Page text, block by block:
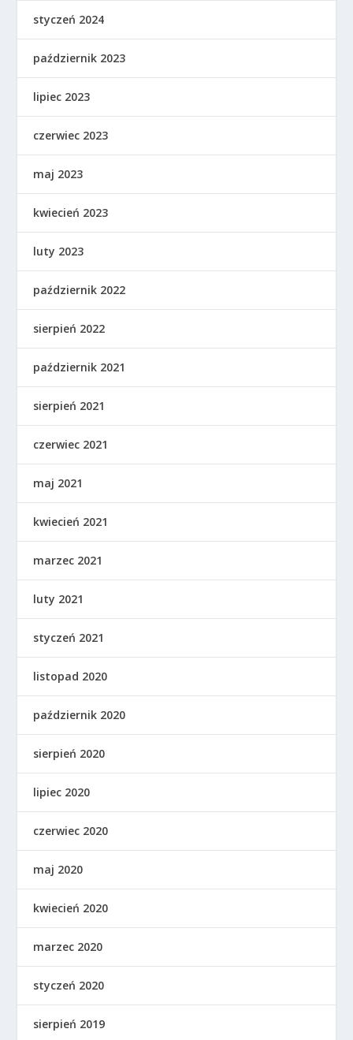
styczeń 2024
październik 2023
lipiec 2023
czerwiec 2023
maj 2023
kwiecień 2023
luty 2023
październik 2022
sierpień 2022
październik 2021
sierpień 2021
czerwiec 2021
maj 2021
kwiecień 2021
marzec 2021
luty 2021
styczeń 2021
listopad 2020
październik 2020
sierpień 2020
lipiec 2020
czerwiec 2020
maj 2020
kwiecień 2020
marzec 2020
styczeń 2020
sierpień 2019